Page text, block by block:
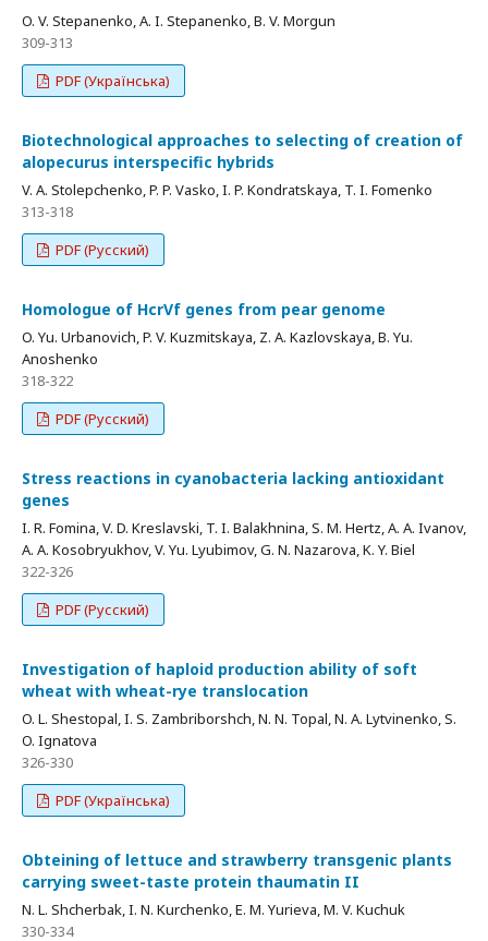
O. V. Stepanenko, A. I. Stepanenko, B. V. Morgun
309-313
PDF (Українська)
Biotechnological approaches to selecting of creation of
alopecurus interspecific hybrids
V. A. Stolepchenko, P. P. Vasko, I. P. Kondratskaya, T. I. Fomenko
313-318
PDF (Русский)
Homologue of HcrVf genes from pear genome
O. Yu. Urbanovich, P. V. Kuzmitskaya, Z. A. Kazlovskaya, B. Yu.
Anoshenko
318-322
PDF (Русский)
Stress reactions in cyanobacteria lacking antioxidant
genes
I. R. Fomina, V. D. Kreslavski, T. I. Balakhnina, S. M. Hertz, A. A. Ivanov,
A. A. Kosobryukhov, V. Yu. Lyubimov, G. N. Nazarova, K. Y. Biel
322-326
PDF (Русский)
Investigation of haploid production ability of soft
wheat with wheat-rye translocation
O. L. Shestopal, I. S. Zambriborshch, N. N. Topal, N. A. Lytvinenko, S.
O. Ignatova
326-330
PDF (Українська)
Obteining of lettuce and strawberry transgenic plants
carrying sweet-taste protein thaumatin II
N. L. Shcherbak, I. N. Kurchenko, E. M. Yurieva, M. V. Kuchuk
330-334